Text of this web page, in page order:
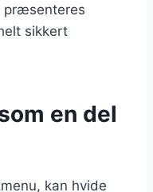
præsenteres
sikkert
en del
kan hvide